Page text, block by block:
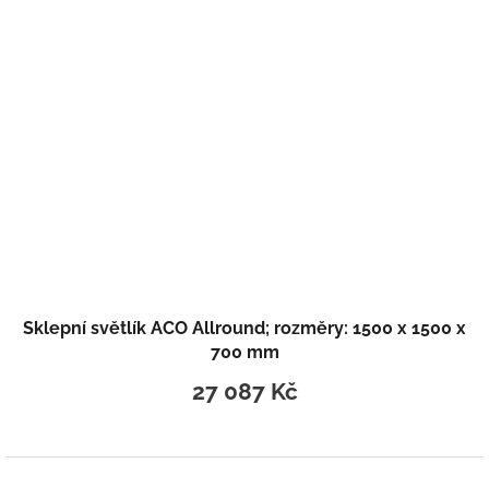
Sklepní světlík ACO Allround; rozměry: 1500 x 1500 x
700 mm
27 087 Kč